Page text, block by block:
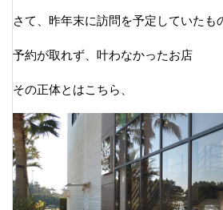
さて、昨年末に訪問を予定していたも
予約が取れず、叶わなかったお店
その正体とはこちら、